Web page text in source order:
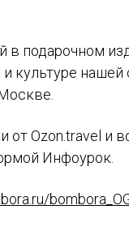
подарочном
культуре
Ozon.travel и
Инфоурок.